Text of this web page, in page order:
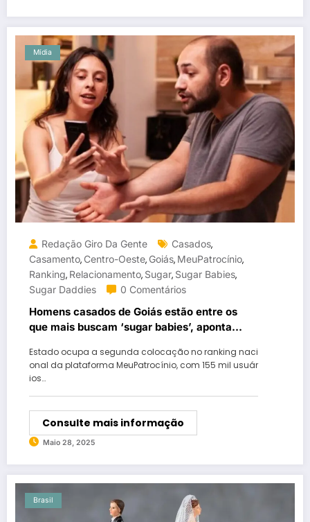
Mídia
Redação Giro Da Gente Casados,
Casamento, Centro-Oeste, Goiás, MeuPatrocínio,
Ranking, Relacionamento, Sugar, Sugar Babies,
Sugar Daddies
0 Comentários
Homens casados de Goiás estão entre os
que mais buscam ‘sugar babies’, aponta
Estado ocupa a segunda colocação no ranking naci
onal da plataforma MeuPatrocínio, com 155 mil usuár
ios…
Consulte mais informação
Maio 28, 2025
Brasil